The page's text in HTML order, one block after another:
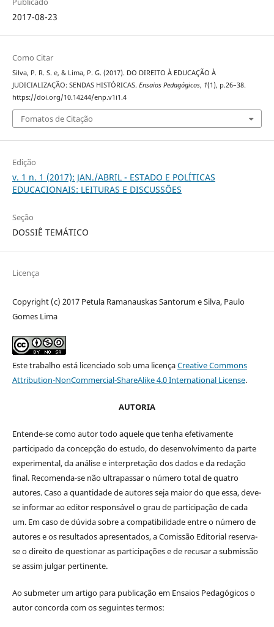
2017-08-23
Como Citar
Silva, P. R. S. e, & Lima, P. G. (2017). DO DIREITO À EDUCAÇÃO À
JUDICIALIZAÇÃO: SENDAS HISTÓRICAS. Ensaios Pedagógicos, 1(1), p.26–38.
https://doi.org/10.14244/enp.v1i1.4
Fomatos de Citação
Edição
v. 1 n. 1 (2017): JAN./ABRIL - ESTADO E POLÍTICAS
EDUCACIONAIS: LEITURAS E DISCUSSÕES
Seção
DOSSIÊ TEMÁTICO
Licença
Copyright (c) 2017 Petula Ramanauskas Santorum e Silva, Paulo
Gomes Lima
Este trabalho está licenciado sob uma licençaCreative Commons
Attribution-NonCommercial-ShareAlike 4.0 International License.
AUTORIA
Entende-se como autor todo aquele que tenha efetivamente
participado da concepção do estudo, do desenvolvimento da parte
experimental, da análise e interpretação dos dados e da redação
final. Recomenda-se não ultrapassar o número total de quatro
autores. Caso a quantidade de autores seja maior do que essa, deve-
se informar ao editor responsável o grau de participação de cada
um. Em caso de dúvida sobre a compatibilidade entre o número de
autores e os resultados apresentados, a Comissão Editorial reserva-
se o direito de questionar as participações e de recusar a submissão
se assim julgar pertinente.
Ao submeter um artigo para publicação em Ensaios Pedagógicos o
autor concorda com os seguintes termos: